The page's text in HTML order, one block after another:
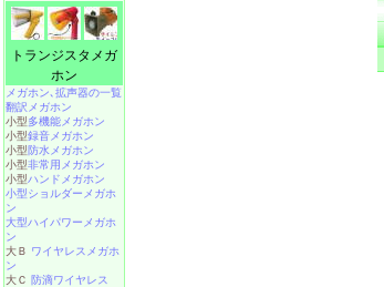
トランジスタメガ
ホン
メガホン､拡声器の一覧
翻訳メガホン
小型多機能メガホン
小型録音メガホン
小型防水メガホン
小型非常用メガホン
小型ハンドメガホン
小型ショルダーメガホ
ン
大型ハイパワーメガホ
ン
大Ｂ ワイヤレスメガホ
ン
大Ｃ 防滴ワイヤレス